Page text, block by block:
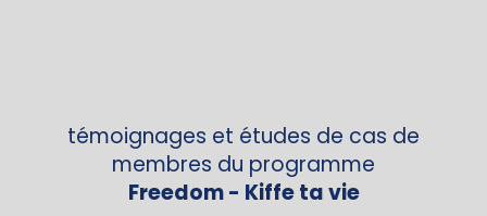
témoignages et études de cas de
membres du programme
Freedom - Kiffe ta vie